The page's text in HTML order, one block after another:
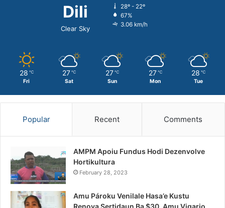
Dili
Clear Sky
28º - 22º
67%
3.06 km/h
28 ℃
Fri
27 ℃
Sat
27 ℃
Sun
27 ℃
Mon
28 ℃
Tue
Popular Recent Comments
AMPM Apoiu Fundus Hodi Dezenvolve
Hortikultura
February 28, 2023
Amu Pároku Venilale Hasa’e Kustu
Renova Sertidaun Ba $30, Amu Vigario